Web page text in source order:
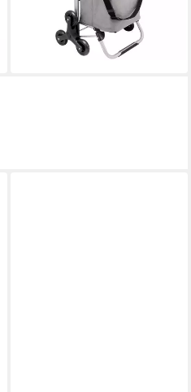
lieferbar - in 2-3 Werktagen bei dir